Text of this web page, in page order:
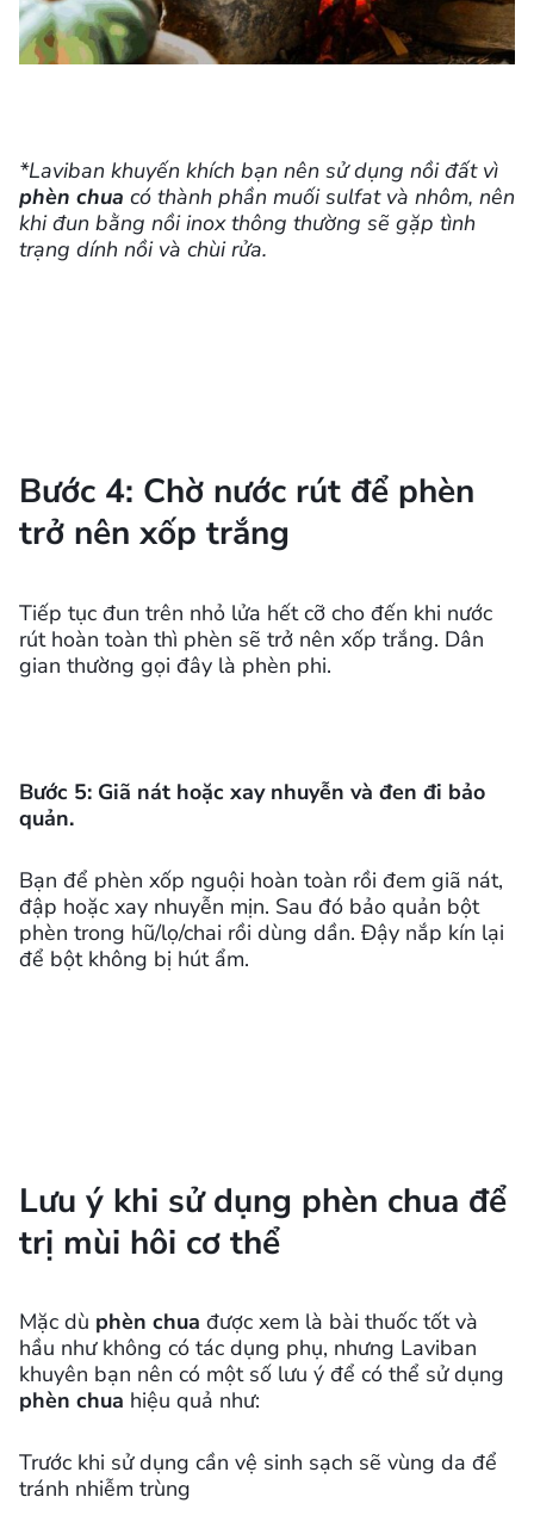
*Laviban khuyến khích bạn nên sử dụng nồi đất vì
phèn chua có thành phần muối sulfat và nhôm, nên
khi đun bằng nồi inox thông thường sẽ gặp tình
trạng dính nồi và chùi rửa.
Bước 4: Chờ nước rút để phèn
trở nên xốp trắng
Tiếp tục đun trên nhỏ lửa hết cỡ cho đến khi nước
rút hoàn toàn thì phèn sẽ trở nên xốp trắng. Dân
gian thường gọi đây là phèn phi.
Bước 5: Giã nát hoặc xay nhuyễn và đen đi bảo
quản.
Bạn để phèn xốp nguội hoàn toàn rồi đem giã nát,
đập hoặc xay nhuyễn mịn. Sau đó bảo quản bột
phèn trong hũ/lọ/chai rồi dùng dần. Đậy nắp kín lại
để bột không bị hút ẩm.
Lưu ý khi sử dụng phèn chua để
trị mùi hôi cơ thể
Mặc dù phèn chua được xem là bài thuốc tốt và
hầu như không có tác dụng phụ, nhưng Laviban
khuyên bạn nên có một số lưu ý để có thể sử dụng
phèn chua hiệu quả như:
Trước khi sử dụng cần vệ sinh sạch sẽ vùng da để
tránh nhiễm trùng